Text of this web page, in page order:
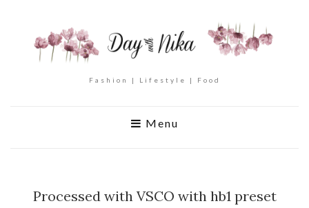
Fashion | Lifestyle | Food
Menu
Processed with VSCO with hb1 preset